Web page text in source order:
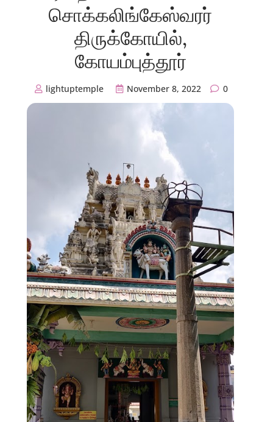
சொக்கலிங்கேஸ்வரர்
திருக்கோயில்,
கோயம்புத்தூர்
lightuptemple November 8, 2022 0